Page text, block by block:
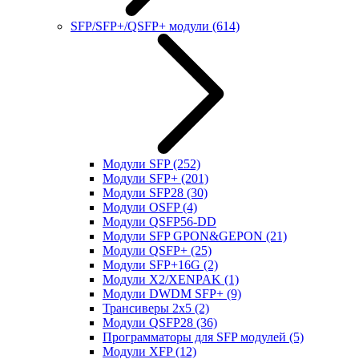
SFP/SFP+/QSFP+ модули (614)
Модули SFP(252)
Модули SFP+ (201)
Модули SFP28 (30)
Модули OSFP(4)
Модули QSFP56-DD
Модули SFP GPON&GEPON (21)
Модули QSFP+ (25)
Модули SFP+16G (2)
Модули X2/XENPAK (1)
Модули DWDM SFP+ (9)
Трансиверы 2x5 (2)
Модули QSFP28 (36)
Программаторы для SFP модулей (5)
Модули XFP(12)